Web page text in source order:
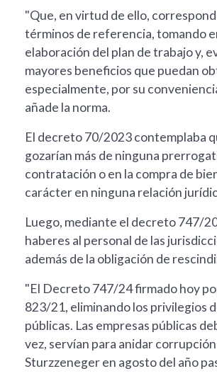
"Que, en virtud de ello,
términos de referencia, tomando
elaboración del plan de trabajo y,
mayores beneficios que puedan
especialmente, por su
añade la norma.
El decreto 70/2023 contemplaba
gozarían más de ninguna
contratación o en la compra de
carácter en ninguna relación
Luego, mediante el decreto 747/
haberes al personal de las
además de la obligación de
"El Decreto 747/24 firmado hoy
823/21, eliminando los privilegios
públicas. Las empresas públicas
vez, servían para anidar
Sturzzeneger en agosto del año